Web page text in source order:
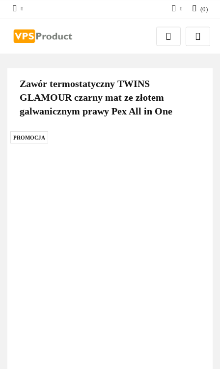
Zaloguj się
Zarejestruj się
(0)
Zawór termostatyczny TWINS
GLAMOUR czarny mat ze złotem
galwanicznym prawy Pex All in One
PROMOCJA